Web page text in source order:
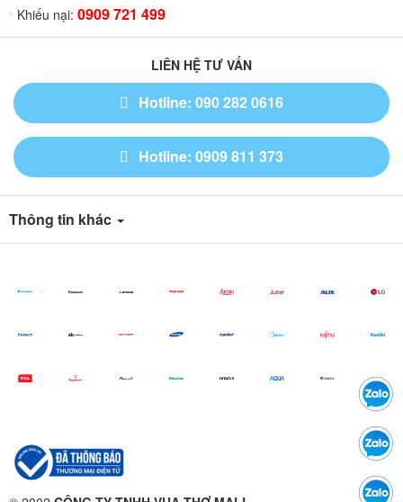
Khiếu nại: 0909 721 499
LIÊN HỆ TƯ VẤN
Hotline: 090 282 0616
Hotline: 0909 811 373
Thông tin khác